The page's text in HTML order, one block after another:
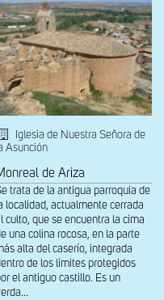
posteriormente
Iglesia de Nuestra Señora de
Asunción
de Ariza
trata de la antigua parroquia de
localidad, actualmente cerrada
culto, que se encuentra la cima
una colina rocosa, en la parte
alta del caserío, integrada
de los límites protegidos
el antiguo castillo. Es un